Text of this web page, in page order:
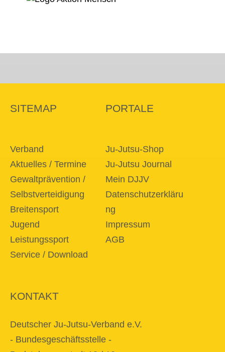
SITEMAP
Verband
Aktuelles / Termine
Gewaltprävention /
Selbstverteidigung
Breitensport
Jugend
Leistungssport
Service / Download
PORTALE
Ju-Jutsu-Shop
Ju-Jutsu Journal
Mein DJJV
Datenschutzerkläru
ng
Impressum
AGB
KONTAKT
Deutscher Ju-Jutsu-Verband e.V.
- Bundesgeschäftsstelle -